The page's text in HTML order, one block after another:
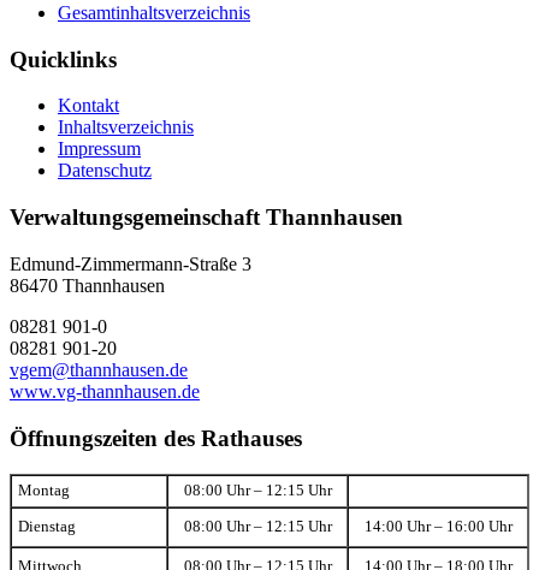
Gesamtinhaltsverzeichnis
Quicklinks
Kontakt
Inhaltsverzeichnis
Impressum
Datenschutz
Verwaltungsgemeinschaft Thannhausen
Edmund-Zimmermann-Straße 3
86470 Thannhausen
08281 901-0
08281 901-20
vgem@thannhausen.de
www.vg-thannhausen.de
Öffnungszeiten des Rathauses
Montag 08:00 Uhr – 12:15 Uhr
Dienstag 08:00 Uhr – 12:15 Uhr 14:00 Uhr – 16:00 Uhr